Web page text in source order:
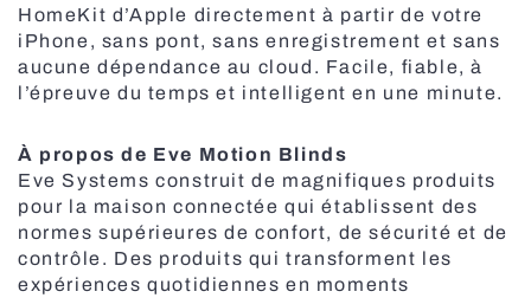
Stores
HomeKit d’Apple directement à partir de votre
iPhone, sans pont, sans enregistrement et sans
aucune dépendance au cloud. Facile, fiable, à
l’épreuve du temps et intelligent en une minute.
À propos de Eve Motion Blinds
Eve Systems construit de magnifiques produits
pour la maison connectée qui établissent des
normes supérieures de confort, de sécurité et de
contrôle. Des produits qui transforment les
expériences quotidiennes en moments